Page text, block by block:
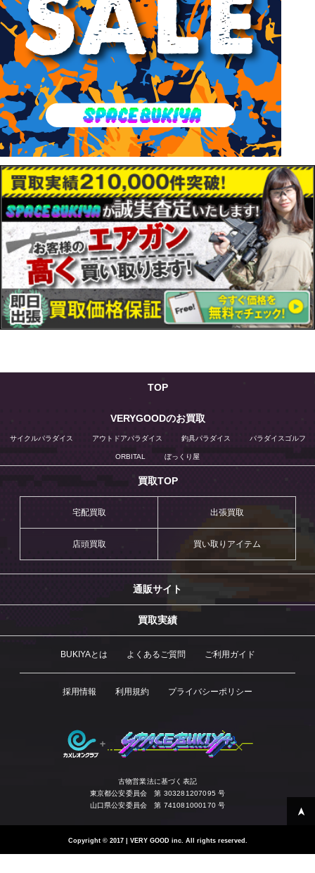
TOP
VERYGOODのお買取
サイクルパラダイス アウトドアパラダイス 釣具パラダイス パラダイスゴルフ
ORBITAL ぼっくり屋
買取TOP
宅配買取 出張買取
店頭買取 買い取りアイテム
通販サイト
買取実績
BUKIYAとは よくあるご質問 ご利用ガイド
採用情報 利用規約 プライバシーポリシー
古物営業法に基づく表記
東京都公安委員会 第 303281207095 号
山口県公安委員会 第 741081000170 号
Copyright ©2017 | VERY GOOD inc. All rights reserved.